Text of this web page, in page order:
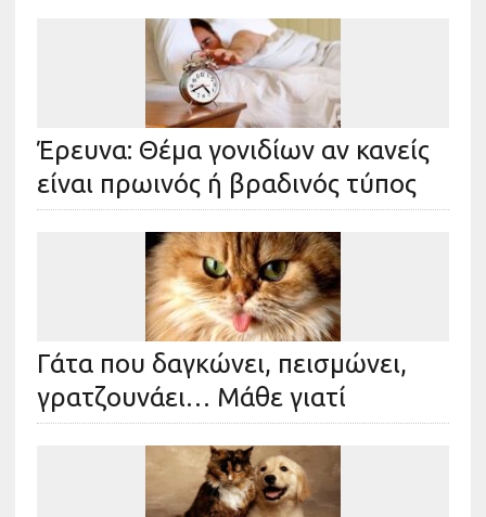
Έρευνα: Θέμα γονιδίων αν κανείς
είναι πρωινός ή βραδινός τύπος
Γάτα που δαγκώνει, πεισμώνει,
γρατζουνάει… Μάθε γιατί